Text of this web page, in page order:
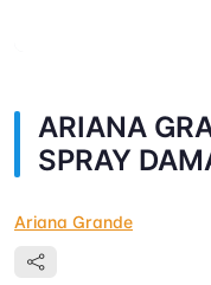
ARIANA
SPRAY
Ariana Grande